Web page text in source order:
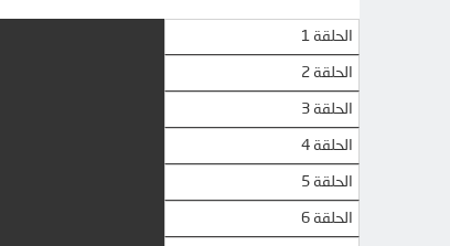
الحلقة 1
الحلقة 2
الحلقة 3
الحلقة 4
الحلقة 5
الحلقة 6